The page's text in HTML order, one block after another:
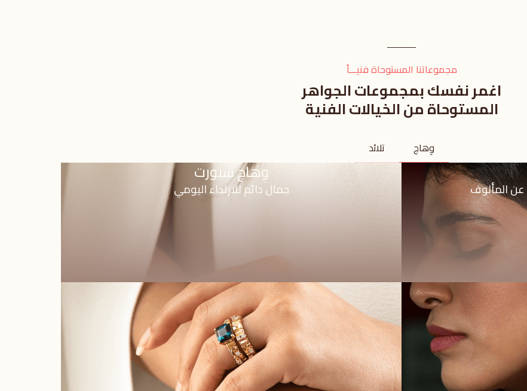
مجموعاتنا المستوحاة فنيـــاً
اغمر نفسك بمجموعات الجواهر
المستوحاة من الخيالات الفنية
وِهاج تلائد
عن المألوف
وِهاج سبورت
جمال دائم للارتداء اليومي